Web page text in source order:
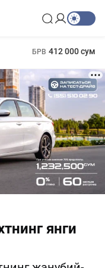
БРВ 412 000 сум
янги